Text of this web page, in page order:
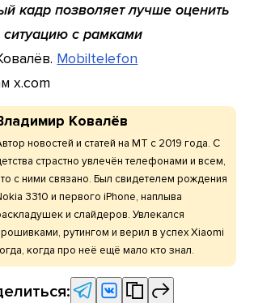
кадр позволяет лучше оценить
ситуацию с рамками
Mobiltelefon
x.com
Ковалёв
новостей и статей на МТ с 2019 года. С
страстно увлечён телефонами и всем,
с ними связано. Был свидетелем рождения
3310 и первого iPhone, наплыва
и слайдеров. Увлекался
рутингом и верил в успех Xiaomi
когда про неё ещё мало кто знал.